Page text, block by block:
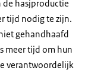
de hasjproductie
tijd nodig te zijn.
gehandhaafd
meer tijd om hun
verantwoordelijk